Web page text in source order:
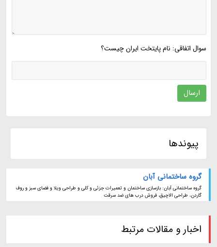
سوال اتفاقی: نام پایتخت ایران چیست؟
ارسال
پیوندها
گروه ساختمانی آبان
گروه ساختمانی آبان: بازسازی ساختمان و تعمیرات جزئی و کلی و طراحی ویلا و فضای سبز و روف
گاردن، طراحی الاچیق، فروش درب های ضد سرقت
اخبار و مقالات مرتبط